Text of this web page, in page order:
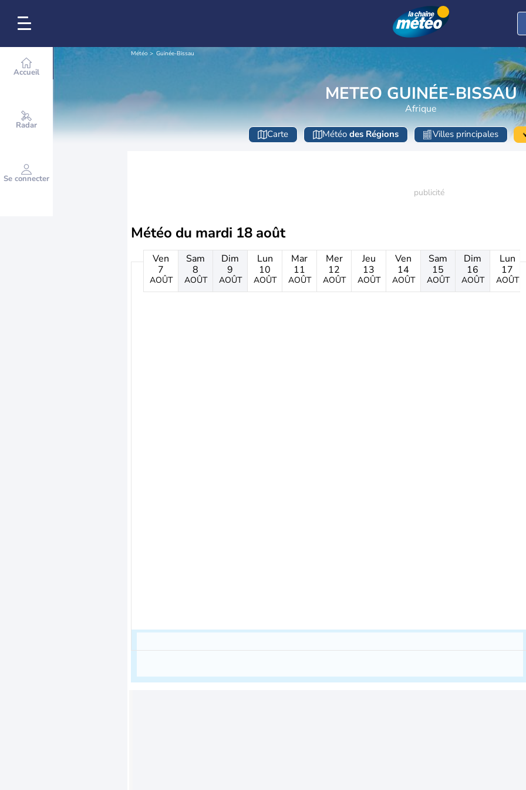
Accueil
Radar
Se connecter
Météo Guinée-Bissau
METEO GUINÉE-BISSAU
Afrique
Carte Météo des Régions Villes principales
Météo du mardi 18 août
Ven
7
AOÛT
Sam
8
AOÛT
Dim
9
AOÛT
Lun
10
AOÛT
Mar
11
AOÛT
Mer
12
AOÛT
Jeu
13
AOÛT
Ven
14
AOÛT
Sam
15
AOÛT
Dim
16
AOÛT
Lun
17
AOÛT